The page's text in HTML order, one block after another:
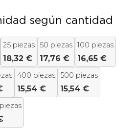
según cantidad
25 piezas
18,32 €
50 piezas
17,76 €
100 piezas
16,65 €
400 piezas
15,54 €
500 piezas
15,54 €